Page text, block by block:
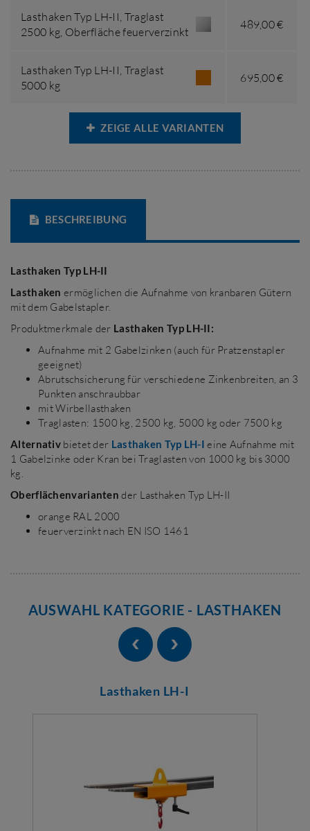
Lasthaken Typ LH-II, Traglast
2500 kg, Oberfläche feuerverzinkt
489,00 €
Lasthaken Typ LH-II, Traglast
5000 kg
695,00 €
ZEIGE ALLE VARIANTEN
BESCHREIBUNG
Lasthaken Typ LH-II
Lasthaken ermöglichen die Aufnahme von kranbaren Gütern
mit dem Gabelstapler.
Produktmerkmale der Lasthaken Typ LH-II:
Aufnahme mit 2 Gabelzinken (auch für Pratzenstapler
geeignet)
Abrutschsicherung für verschiedene Zinkenbreiten, an 3
Punkten anschraubbar
mit Wirbellasthaken
Traglasten: 1500 kg, 2500 kg, 5000 kg oder 7500 kg
Alternativ bietet der Lasthaken Typ LH-I eine Aufnahme mit
1 Gabelzinke oder Kran bei Traglasten von 1000 kg bis 3000
kg.
Oberflächenvariantender Lasthaken Typ LH-II
orange RAL 2000
feuerverzinkt nach EN ISO 1461
AUSWAHL KATEGORIE - LASTHAKEN
Lasthaken LH-I